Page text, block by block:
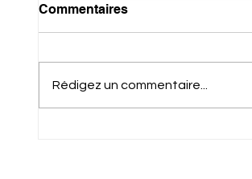
Commentaires
Rédigez un commentaire...